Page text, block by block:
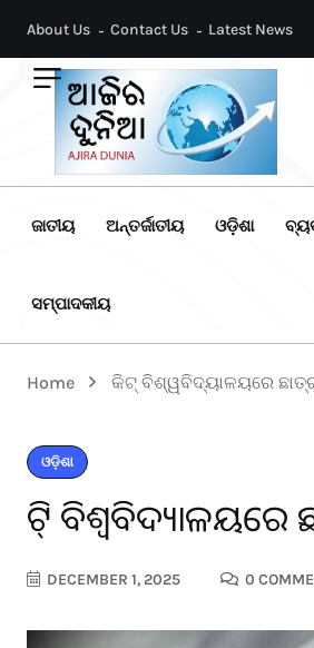
About Us Contact Us Latest News
ଜାତୀୟ ଅନ୍ତର୍ଜାତୀୟ ଓଡ଼ିଶା
ସମ୍ପାଦକୀୟ
Home କିଟ୍‌ ବିଶ୍ୱବିଦ୍ୟାଳୟରେ
ଓଡ଼ିଶା
କିଟ୍‌ ବିଶ୍ୱବିଦ୍ୟାଳୟରେ
DECEMBER 1, 2025 0